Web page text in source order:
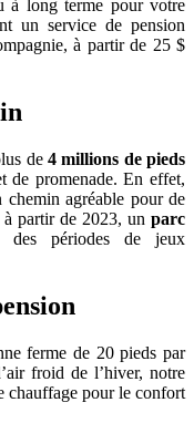
à long terme pour votre
un service de pension
à partir de 25 $
de4 millions de pieds
de promenade. En effet,
agréable pour de
partir de 2023, un parc
des périodes de jeux
ferme de 20 pieds par
froid de l’hiver, notre
chauffage pour le confort